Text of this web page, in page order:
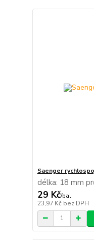
Saenger
délka: 18 mm
29 Kč/bal
23,97 Kč bez DPH